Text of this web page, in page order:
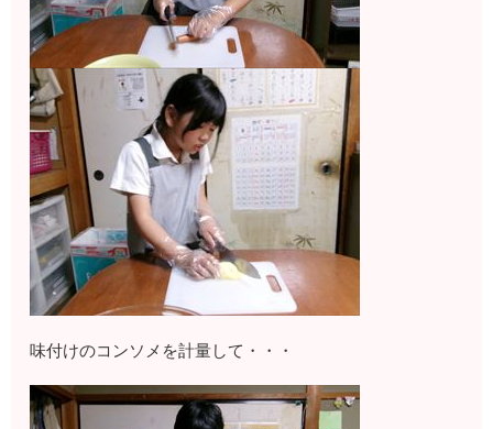
味付けのコンソメを計量して・・・